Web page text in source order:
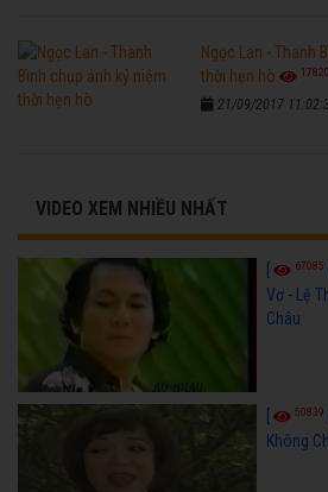
Ngọc Lan - Thanh
thời hẹn hò
17820
21/09/2017
VIDEO XEM NHIỀU NHẤT
67085
Vơ - Lệ
Châu
50839
Không